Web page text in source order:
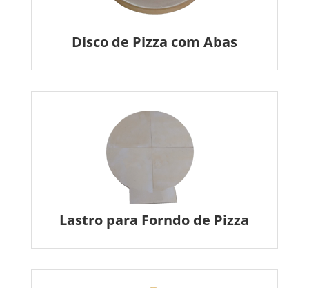
Disco de Pizza com Abas
Lastro para Forndo de Pizza